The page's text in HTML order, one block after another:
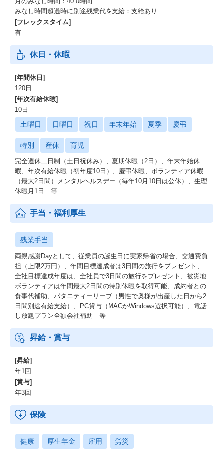
みなし時間超過時に別途残業代を支給：支給あり
[フレックスタイム]
有
休日・休暇
[年間休日]
120日
[年次有給休暇]
10日
土曜日 日曜日 祝日 年末年始 夏季 慶弔
特別 産休 育児
完全週休二日制（土日祝休み）、夏期休暇（2日）、年末年始休
暇、年次有給休暇（初年度10日）、慶弔休暇、ボランティア休暇
（最大2日間）メンタルヘルスデー（毎年10月10日は公休）、生理
休暇月1日 等
手当・福利厚生
残業手当
両親感謝Dayとして、従業員の誕生日に実家帰省の場合、交通費負
担（上限2万円）、年間目標達成者は3日間の旅行をプレゼント、
全社目標達成年度は、全社員で3日間の旅行をプレゼント、被災地
ボランティアは年間最大2日間の特別休暇を取得可能、成約者との
食事代補助、パタニティーリーブ（男性で奥様が出産した日から2
日間別途有給支給）、PC貸与（MACかWindows選択可能）、電話
し放題プラン全額会社補助 等
昇給・賞与
[昇給]
年1回
[賞与]
年3回
保険
健康 厚生年金 雇用 労災